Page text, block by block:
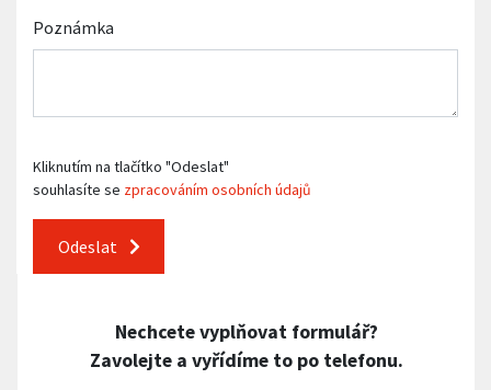
Poznámka
Kliknutím na tlačítko "Odeslat"
souhlasíte se zpracováním osobních údajů
Odeslat
Nechcete vyplňovat formulář?
Zavolejte a vyřídíme to po telefonu.